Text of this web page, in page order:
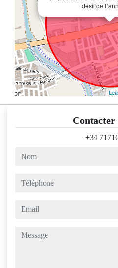
désir de
Contacter
+34
nom
téléphone
email
message